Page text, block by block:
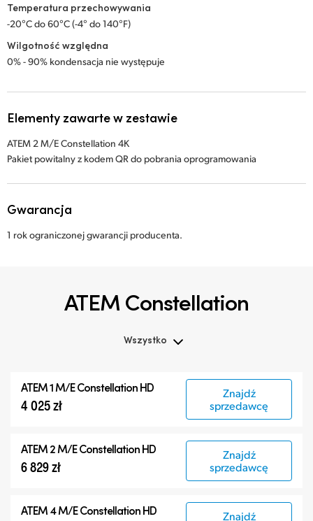
Temperatura przechowywania
-20°C do 60°C (-4° do 140°F)
Wilgotność względna
0% - 90% kondensacja nie występuje
Elementy zawarte w zestawie
ATEM 2 M/E Constellation 4K
Pakiet powitalny z kodem QR do pobrania oprogramowania
Gwarancja
1 rok ograniczonej gwarancji producenta.
ATEM Constellation
Wszystko
ATEM Advanced Panels
Produkty kompatybilne
ATEM 1 M/E Constellation HD
4 025 zł
Znajdź
sprzedawcę
ATEM 2 M/E Constellation HD
6 829 zł
Znajdź
sprzedawcę
ATEM 4 M/E Constellation HD Znajdź